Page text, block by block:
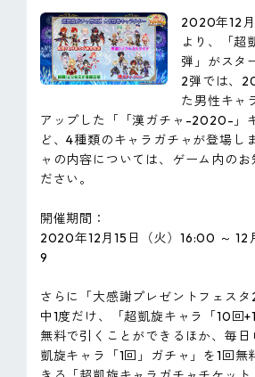
2020年12
より、「超
弾」がスタ
2弾では、
た男性キャ
アップした「「漢ガチャ-2020-」
ど、4種類のキャラガチャが登場し
ャの内容については、ゲーム内のお
ださい。
開催期間：
2020年12月15日（火）16:00 ～ 12
9
さらに「大感謝プレゼントフェス
中1度だけ、「超凱旋キャラ「10回
無料で引くことができるほか、毎
凱旋キャラ「1回」ガチャ」を1回無